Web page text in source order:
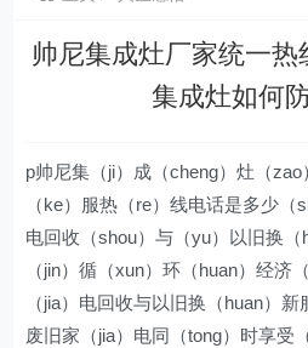
帅尼集成灶厂家统一
集成灶如何
p帅尼集（ji）成（cheng）灶（
（ke）服热（re）线电话是多少（
电回收（shou）与（yu）以旧换
（jin）循（xun）环（huan）经济
（jia）电回收与以旧换（huan）
废旧家（jia）电同（tong）时享受